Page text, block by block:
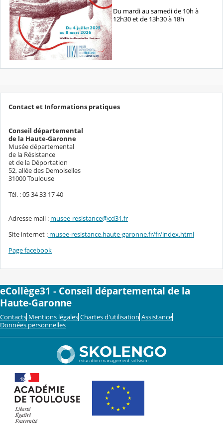
Du mardi au samedi de 10h à
12h30 et de 13h30 à 18h
Contact et Informations pratiques
Conseil départemental
de la Haute-Garonne
Musée départemental
de la Résistance
et de la Déportation
52, allée des Demoiselles
31000 Toulouse
Tél. : 05 34 33 17 40
Adresse mail : musee-resistance@cd31.fr
Site internet : musee-resistance.haute-garonne.fr/fr/index.html
Page facebook
eCollège31 - Conseil départemental de la
Haute-Garonne
Contacts Mentions légales Chartes d'utilisation Assistance
Données personnelles